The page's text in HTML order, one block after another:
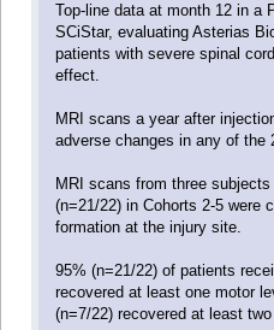
Top-line data at month 12 in a
SCiStar, evaluating Asterias
patients with severe spinal
effect.
MRI scans a year after
adverse changes in any of the
MRI scans from three
(n=21/22) in Cohorts 2-5 were
formation at the injury site.
95% (n=21/22) of patients
recovered at least one motor
(n=7/22) recovered at least